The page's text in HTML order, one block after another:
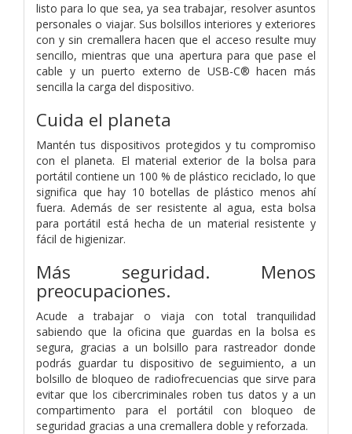
listo para lo que sea, ya sea trabajar, resolver asuntos
personales o viajar. Sus bolsillos interiores y exteriores
con y sin cremallera hacen que el acceso resulte muy
sencillo, mientras que una apertura para que pase el
cable y un puerto externo de USB-C® hacen más
sencilla la carga del dispositivo.
Cuida el planeta
Mantén tus dispositivos protegidos y tu compromiso
con el planeta. El material exterior de la bolsa para
portátil contiene un 100 % de plástico reciclado, lo que
significa que hay 10 botellas de plástico menos ahí
fuera. Además de ser resistente al agua, esta bolsa
para portátil está hecha de un material resistente y
fácil de higienizar.
Más seguridad. Menos
preocupaciones.
Acude a trabajar o viaja con total tranquilidad
sabiendo que la oficina que guardas en la bolsa es
segura, gracias a un bolsillo para rastreador donde
podrás guardar tu dispositivo de seguimiento, a un
bolsillo de bloqueo de radiofrecuencias que sirve para
evitar que los cibercriminales roben tus datos y a un
compartimento para el portátil con bloqueo de
seguridad gracias a una cremallera doble y reforzada.